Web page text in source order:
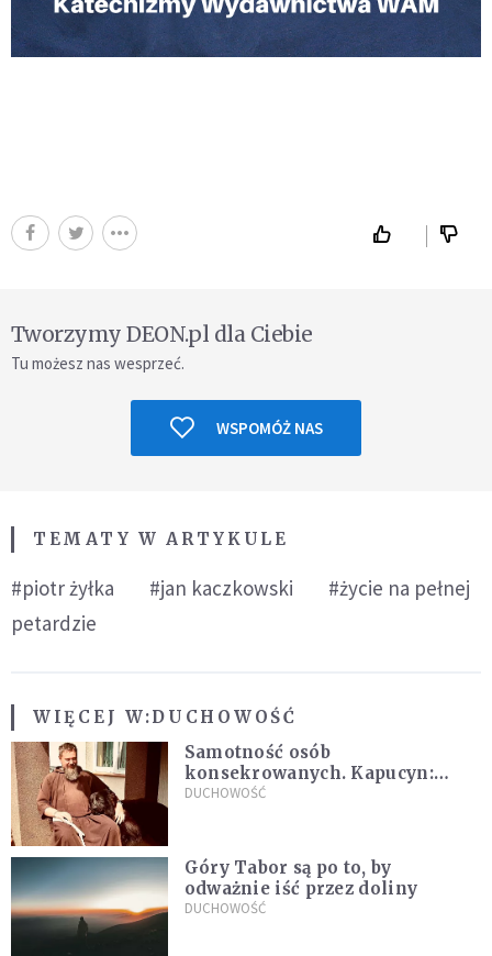
Tworzymy DEON.pl dla Ciebie
Tu możesz nas wesprzeć.
WSPOMÓŻ NAS
TEMATY W ARTYKULE
#piotr żyłka #jan kaczkowski
#życie na pełnej
petardzie
WIĘCEJ W:DUCHOWOŚĆ
Samotność osób
konsekrowanych. Kapucyn:
Życie w pojedynkę rzadko jest
DUCHOWOŚĆ
Góry Tabor są po to, by
odważnie iść przez doliny
DUCHOWOŚĆ